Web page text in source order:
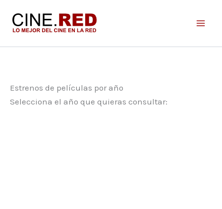
contenido
Estrenos de películas por año
Selecciona el año que quieras consultar: